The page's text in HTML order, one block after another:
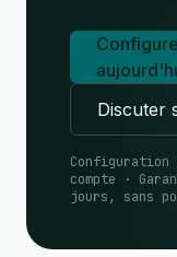
Discuter
compte ·
jours, sans